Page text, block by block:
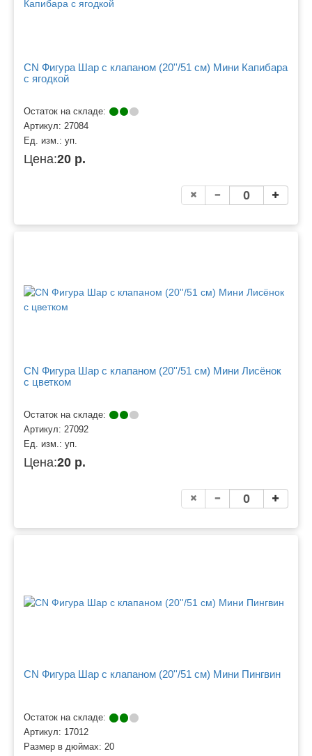
CN Фигура Шар с клапаном (20''/51 см) Мини Капибара
с ягодкой
Остаток на складе:
Артикул: 27084
Ед. изм.: уп.
Цена:20 р.
CN Фигура Шар с клапаном (20''/51 см) Мини Лисёнок
с цветком
Остаток на складе:
Артикул: 27092
Ед. изм.: уп.
Цена:20 р.
CN Фигура Шар с клапаном (20''/51 см) Мини Пингвин
Остаток на складе:
Артикул: 17012
Размер в дюймах: 20